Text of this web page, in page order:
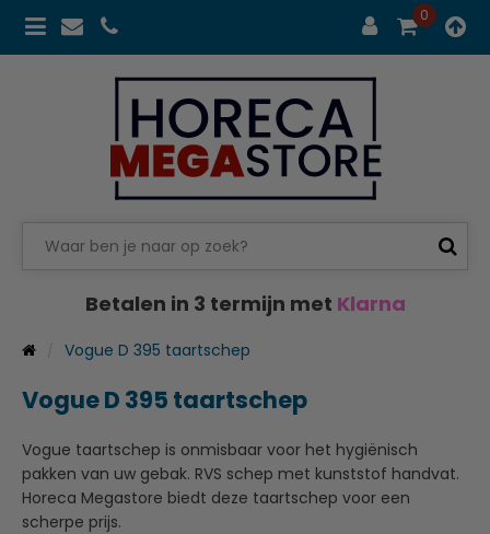
0
Betalen in 3 termijn met Klarna
Vogue D 395 taartschep
Vogue D 395 taartschep
Vogue taartschep is onmisbaar voor het hygiënisch
pakken van uw gebak. RVS schep met kunststof handvat.
Horeca Megastore biedt deze taartschep voor een
scherpe prijs.